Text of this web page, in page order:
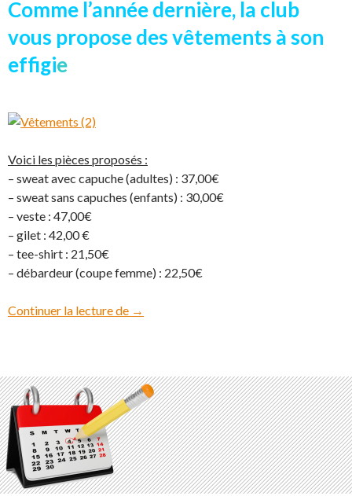
Comme l’année dernière, la club
vous propose des vêtements à son
effigie
Voici les pièces proposés :
– sweat avec capuche (adultes) : 37,00€
– sweat sans capuches (enfants) : 30,00€
– veste : 47,00€
– gilet : 42,00 €
– tee-shirt : 21,50€
– débardeur (coupe femme) : 22,50€
Continuer la lecture de Vente de vêtements
→